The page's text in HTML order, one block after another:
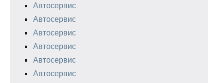
Автосервис
Автосервис
Автосервис
Автосервис
Автосервис
Автосервис